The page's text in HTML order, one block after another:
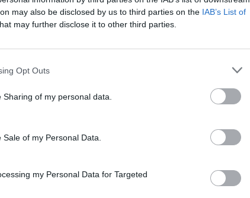
may also be disclosed by us to third parties on the IAB’s List of
may further disclose it to other third parties.
Opt Outs
of my personal data.
of my Personal Data.
my Personal Data for Targeted
levegőminősége.